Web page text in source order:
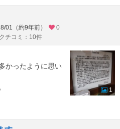
01（約9年前）
0
チコミ：10件
かったように思い
1